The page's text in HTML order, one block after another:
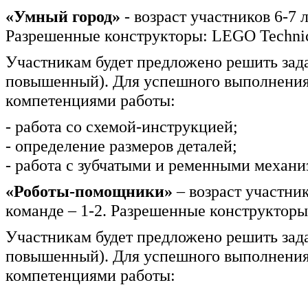
«Умный город» - возраст участников 6-7
Разрешенные конструкторы: LEGO
Участникам будет предложено решить
повышенный). Для успешного выполнения
компетенциями работы:
- работа со схемой-инструкцией;
- определение размеров деталей;
- работа с зубчатыми и ременными
«Роботы-помощники» – возраст
команде – 1-2. Разрешенные
Участникам будет предложено решить
повышенный). Для успешного выполнения
компетенциями работы: